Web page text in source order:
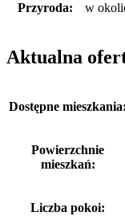
Przyroda: w
Aktualna
Dostępne mieszkania:
Powierzchnie
mieszkań:
Liczba pokoi: